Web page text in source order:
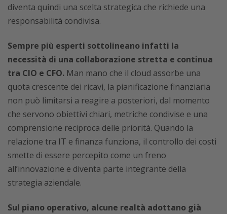
diventa quindi una scelta strategica che richiede una
responsabilità condivisa.
Sempre più esperti sottolineano infatti la
necessità di una collaborazione stretta e continua
tra CIO e CFO. Man mano che il cloud assorbe una
quota crescente dei ricavi, la pianificazione finanziaria
non può limitarsi a reagire a posteriori, dal momento
che servono obiettivi chiari, metriche condivise e una
comprensione reciproca delle priorità. Quando la
relazione tra IT e finanza funziona, il controllo dei costi
smette di essere percepito come un freno
all’innovazione e diventa parte integrante della
strategia aziendale.
Sul piano operativo, alcune realtà adottano già